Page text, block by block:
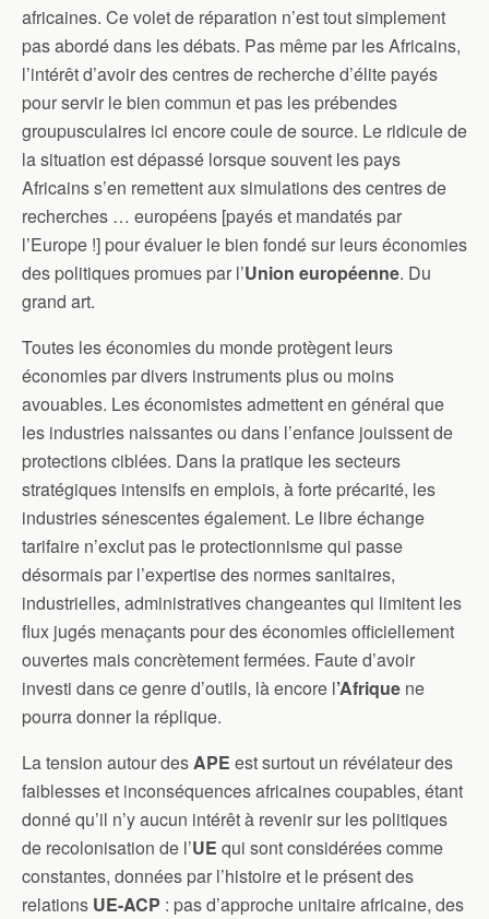
africaines. Ce volet de réparation n’est tout simplement
pas abordé dans les débats. Pas même par les Africains,
l’intérêt d’avoir des centres de recherche d’élite payés
pour servir le bien commun et pas les prébendes
groupusculaires ici encore coule de source. Le ridicule de
la situation est dépassé lorsque souvent les pays
Africains s’en remettent aux simulations des centres de
recherches … européens [payés et mandatés par
l’Europe !] pour évaluer le bien fondé sur leurs économies
des politiques promues par l’Union européenne. Du
grand art.
Toutes les économies du monde protègent leurs
économies par divers instruments plus ou moins
avouables. Les économistes admettent en général que
les industries naissantes ou dans l’enfance jouissent de
protections ciblées. Dans la pratique les secteurs
stratégiques intensifs en emplois, à forte précarité, les
industries sénescentes également. Le libre échange
tarifaire n’exclut pas le protectionnisme qui passe
désormais par l’expertise des normes sanitaires,
industrielles, administratives changeantes qui limitent les
flux jugés menaçants pour des économies officiellement
ouvertes mais concrètement fermées. Faute d’avoir
investi dans ce genre d’outils, là encore l’Afrique ne
pourra donner la réplique.
La tension autour desAPE est surtout un révélateur des
faiblesses et inconséquences africaines coupables, étant
donné qu’il n’y aucun intérêt à revenir sur les politiques
de recolonisation de l’UE qui sont considérées comme
constantes, données par l’histoire et le présent des
relations UE-ACP : pas d’approche unitaire africaine, des